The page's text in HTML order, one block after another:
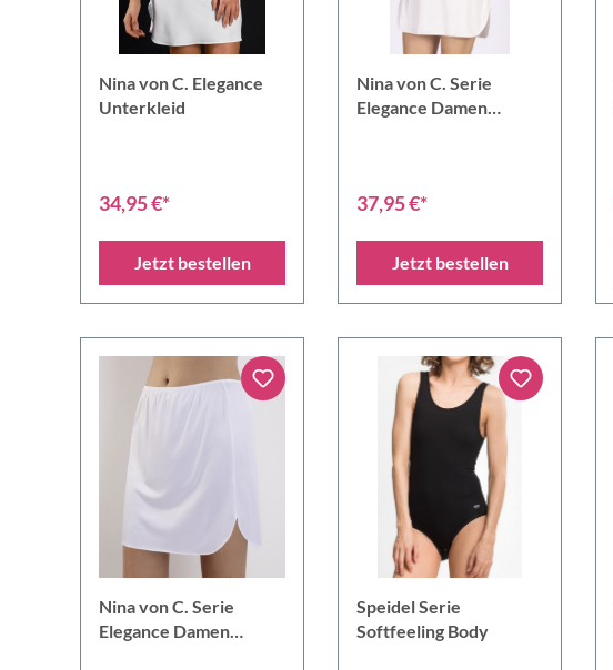
Nina von C. Elegance
Unterkleid
34,95 €*
Jetzt bestellen
Nina von C. Serie
Elegance Damen
37,95 €*
Jetzt bestellen
Nina von C. Serie
Elegance Damen
Speidel Serie
Softfeeling Body